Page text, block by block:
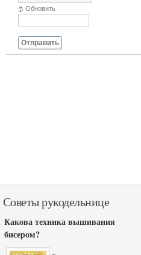
Обновить
Отправить
Советы рукодельнице
Какова техника вышивания
бисером?